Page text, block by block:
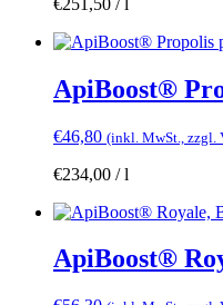
ApiBoost®
€46,80 (inkl. MwSt., zzgl.
€234,00 /l
ApiBoost®